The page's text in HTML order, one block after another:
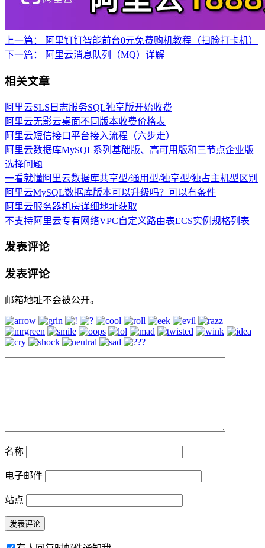
上一篇：
阿里钉钉智能前台0元免费购机教程（扫脸打卡机）
下一篇：
阿里云消息队列（MQ）详解
相关文章
阿里云SLS日志服务SQL独享版开始收费
阿里云无影云桌面不同版本收费价格表
阿里云短信接口平台接入流程（六步走）
阿里云数据库MySQL系列基础版、高可用版和三节点企业版
选择问题
一看就懂阿里云数据库共享型/通用型/独享型/独占主机型区别
阿里云MySQL数据库版本可以升级吗？可以有条件
阿里云服务器机房详细地址获取
不支持阿里云专有网络VPC自定义路由表ECS实例规格列表
发表评论
发表评论
邮箱地址不会被公开。
名称
电子邮件
站点